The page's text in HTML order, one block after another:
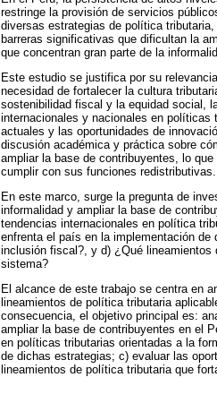
restringe la provisión de servicios
diversas estrategias de política
barreras significativas que dificultan la
que concentran gran parte de la
Este estudio se justifica por su
necesidad de fortalecer la cultura
sostenibilidad fiscal y la equidad social,
internacionales y nacionales en
actuales y las oportunidades de
discusión académica y práctica sobre
ampliar la base de contribuyentes, lo
cumplir con sus funciones redistributivas.
En este marco, surge la pregunta de
informalidad y ampliar la base de
tendencias internacionales en política
enfrenta el país en la implementación
inclusión fiscal?, y d) ¿Qué lineamientos
sistema?
El alcance de este trabajo se centra en
lineamientos de política tributaria
consecuencia, el objetivo principal es:
ampliar la base de contribuyentes en el
en políticas tributarias orientadas a la
de dichas estrategias; c) evaluar las
lineamientos de política tributaria que